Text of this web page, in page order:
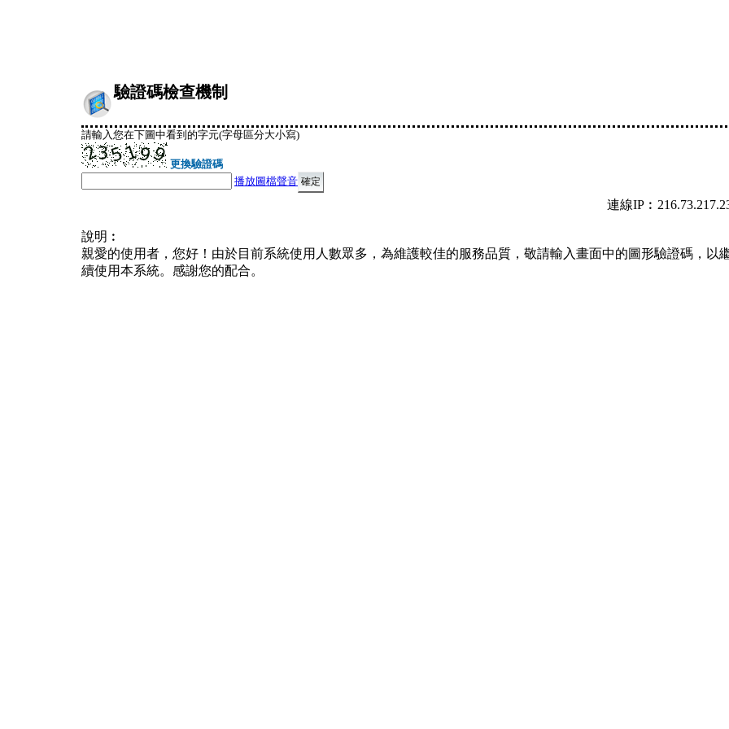
驗證碼檢查機制
請輸入您在下圖中看到的字元(字母區分大小寫)
更換驗證碼
播放圖檔聲音
連線
說明︰
親愛的使用者，您好！由於目前系統使用人數眾多，為維護較佳的服務品質，敬請輸入畫面中的圖形驗證碼，以
續使用本系統。感謝您的配合。